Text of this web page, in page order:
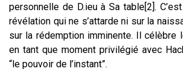
personnelle de D.ieu à Sa table[2].
révélation qui ne s’attarde ni sur la
sur la rédemption imminente. Il célèbre
en tant que moment privilégié avec
“le pouvoir de l’instant”.